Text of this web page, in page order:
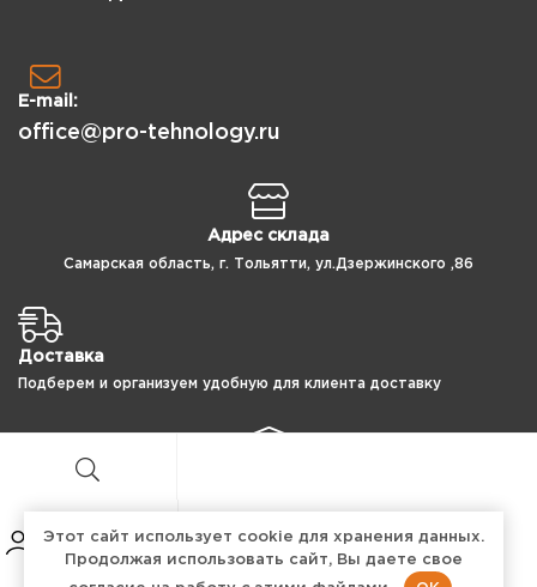
E-mail:
office@pro-tehnology.ru
Адрес склада
Самарская область, г. Тольятти, ул.Дзержинского ,86
Доставка
Подберем и организуем удобную для клиента доставку
100% защита ваших персональных данных
Этот сайт использует cookie для хранения данных.
Продолжая использовать сайт, Вы даете свое